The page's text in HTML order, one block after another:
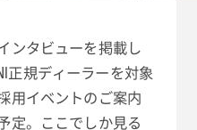
ンタビューを掲載し
正規ディーラーを対象
用イベントのご案内
定。ここでしか見る